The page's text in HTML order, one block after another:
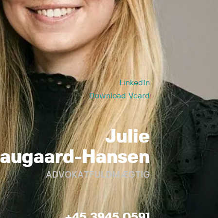
LinkedIn
Download Vcard
Julie
Hansen
ADVOKATFULDMÆGTIG